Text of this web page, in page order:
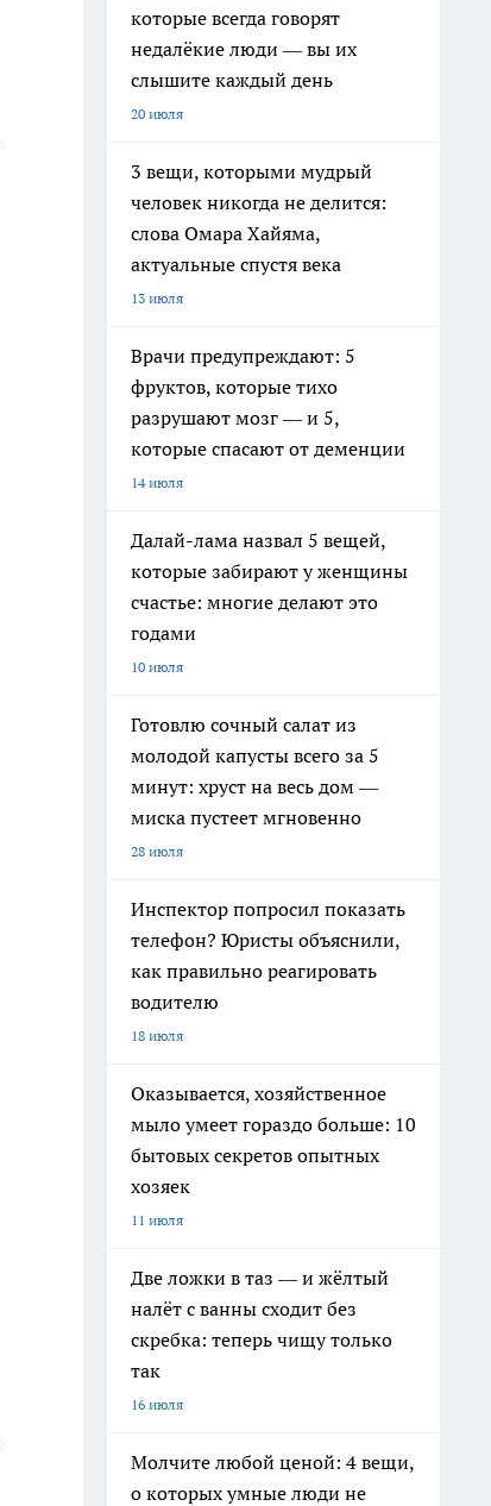
которые всегда говорят
недалёкие люди — вы их
слышите каждый день
20 июля
3 вещи, которыми мудрый
человек никогда не делится:
слова Омара Хайяма,
актуальные спустя века
13 июля
Врачи предупреждают: 5
фруктов, которые тихо
разрушают мозг — и 5,
которые спасают от деменции
14 июля
Далай-лама назвал 5 вещей,
которые забирают у женщины
счастье: многие делают это
годами
10 июля
Готовлю сочный салат из
молодой капусты всего за 5
минут: хруст на весь дом —
миска пустеет мгновенно
28 июля
Инспектор попросил показать
телефон? Юристы объяснили,
как правильно реагировать
водителю
18 июля
Оказывается, хозяйственное
мыло умеет гораздо больше: 10
бытовых секретов опытных
хозяек
11 июля
Две ложки в таз — и жёлтый
налёт с ванны сходит без
скребка: теперь чищу только
так
16 июля
Молчите любой ценой: 4 вещи,
о которых умные люди не